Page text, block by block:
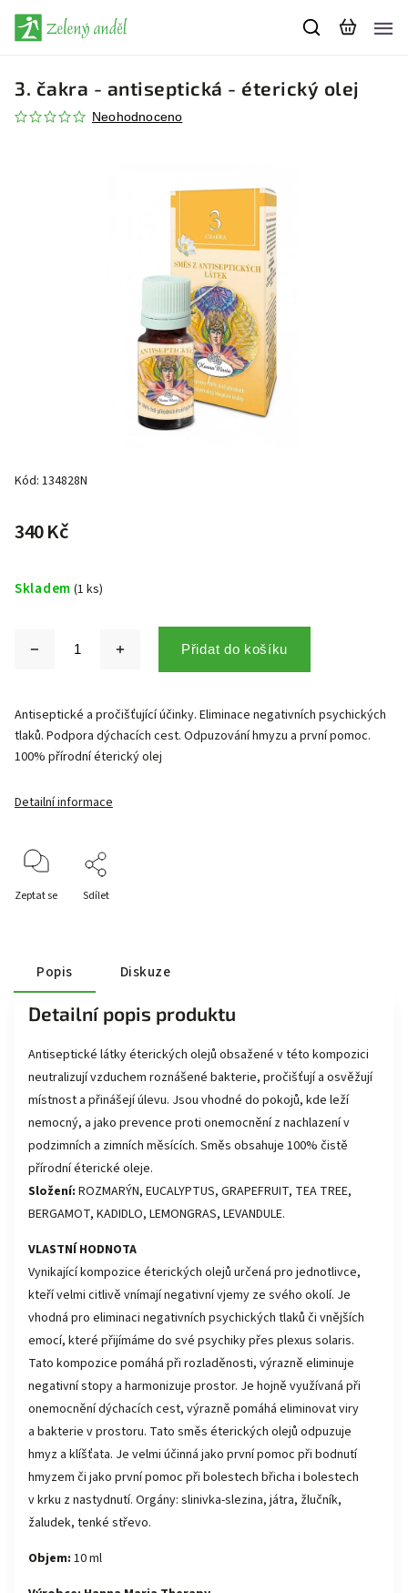
3. čakra - antiseptická - éterický olej
Neohodnoceno
Kód: 134828N
340 Kč
Skladem (1 ks)
Přidat do košíku
Antiseptické a pročišťující účinky. Eliminace negativních psychických
tlaků. Podpora dýchacích cest. Odpuzování hmyzu a první pomoc.
100% přírodní éterický olej
Detailní informace
Zeptat se Sdílet
Popis Diskuze
Detailní popis produktu
Antiseptické látky éterických olejů obsažené v této kompozici
neutralizují vzduchem roznášené bakterie, pročišťují a osvěžují
místnost a přinášejí úlevu. Jsou vhodné do pokojů, kde leží
nemocný, a jako prevence proti onemocnění z nachlazení v
podzimních a zimních měsících. Směs obsahuje 100% čistě
přírodní éterické oleje.
Složení: ROZMARÝN, EUCALYPTUS, GRAPEFRUIT, TEA TREE,
BERGAMOT, KADIDLO, LEMONGRAS, LEVANDULE.
VLASTNÍ HODNOTA
Vynikající kompozice éterických olejů určená pro jednotlivce,
kteří velmi citlivě vnímají negativní vjemy ze svého okolí. Je
vhodná pro eliminaci negativních psychických tlaků či vnějších
emocí, které přijímáme do své psychiky přes plexus solaris.
Tato kompozice pomáhá při rozladěnosti, výrazně eliminuje
negativní stopy a harmonizuje prostor. Je hojně využívaná při
onemocnění dýchacích cest, výrazně pomáhá eliminovat viry
a bakterie v prostoru. Tato směs éterických olejů odpuzuje
hmyz a klíšťata. Je velmi účinná jako první pomoc při bodnutí
hmyzem či jako první pomoc při bolestech břicha i bolestech
v krku z nastydnutí. Orgány: slinivka-slezina, játra, žlučník,
žaludek, tenké střevo.
Objem: 10 ml